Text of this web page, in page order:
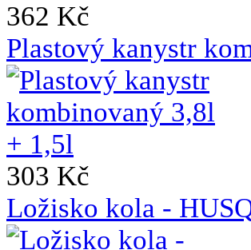
362 Kč
Plastový kanystr
303 Kč
Ložisko kola -